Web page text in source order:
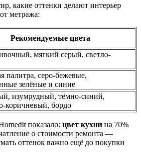
какие оттенки делают интерьер
метража:
Рекомендуемые цвета
мягкий серый, светло-
палитра, серо-бежевые,
зелёные и синие
изумрудный, тёмно-синий,
коричневый, бордо
показало: цвет кухни на 70%
о стоимости ремонта —
оттенок важно ещё до покупки